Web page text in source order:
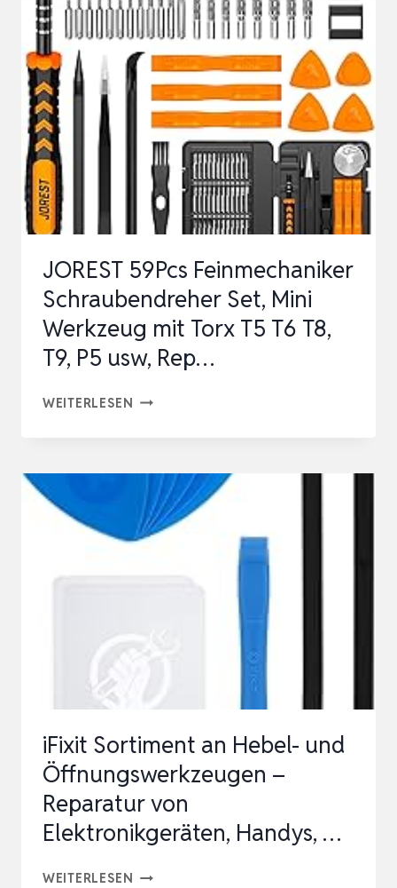
1
FEINMECHANIKER
SCHRAUBENDREHER
SET,
MAGNETISCHER
MINI
FEINMECHANIKER
WERKZEUG
SET,
JOREST 59Pcs Feinmechaniker
Schraubendreher Set, Mini
Werkzeug mit Torx T5 T6 T8,
T9, P5 usw, Rep…
WEITERLESEN JOREST
SCHRAUBENDREHER
SET,
MINI
T6
P5
USW,
REP…
iFixit Sortiment an Hebel- und
Öffnungswerkzeugen –
Reparatur von
Elektronikgeräten, Handys, …
WEITERLESEN IFIXIT